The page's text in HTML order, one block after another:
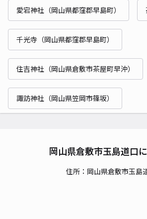
愛宕神社（岡山県都窪郡早島町）
千光寺（岡山県都窪郡早島町）
住吉神社（岡山県倉敷市茶屋町早沖）
諏訪神社（岡山県笠岡市篠坂）
岡山県倉敷市玉島道口
住所：岡山県倉敷市玉島